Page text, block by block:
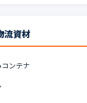
流資材
ンテナ